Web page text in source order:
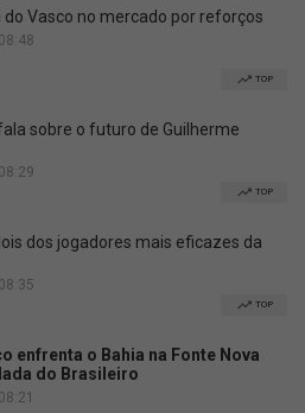
do Vasco no mercado por reforços
TOP
sobre o futuro de Guilherme
TOP
dos jogadores mais eficazes da
TOP
enfrenta o Bahia na Fonte Nova
do Brasileiro